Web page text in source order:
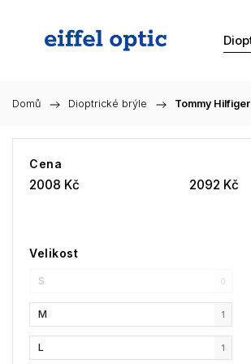
Domů / Dioptrické brýle / Tommy
Cena
2008 Kč 2092 Kč
Velikost
S 0
M 1
L 1